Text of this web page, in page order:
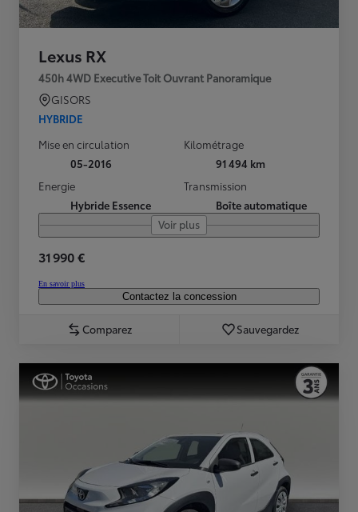
Lexus RX
450h 4WD Executive Toit Ouvrant Panoramique
GISORS
HYBRIDE
Mise en circulation
05-2016
Kilométrage
91 494 km
Energie
Hybride Essence
Transmission
Boîte automatique
Voir plus
31 990 €
En savoir plus
Contactez la concession
Comparez Sauvegardez